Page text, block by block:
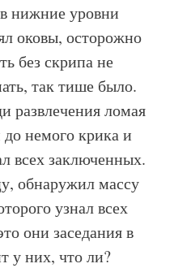
нижние уровни
оковы, осторожно
без скрипа не
так тише было.
развлечения ломая
немого крика и
всех заключенных.
обнаружил массу
узнал всех
они заседания в
у них, что ли?